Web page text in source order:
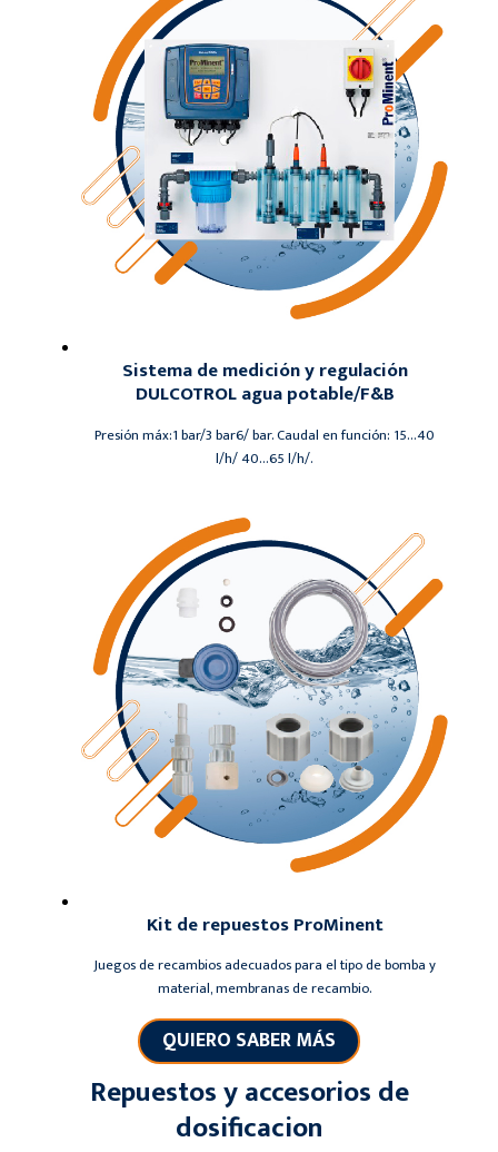
Sistema de medición y regulación
DULCOTROL agua potable/F&B
Presión máx:1 bar/3 bar6/ bar. Caudal en función: 15…40
l/h/ 40…65 l/h/.
Kit de repuestos ProMinent
Juegos de recambios adecuados para el tipo de bomba y
material, membranas de recambio.
QUIERO SABER MÁS
Repuestos y accesorios de
dosificacion